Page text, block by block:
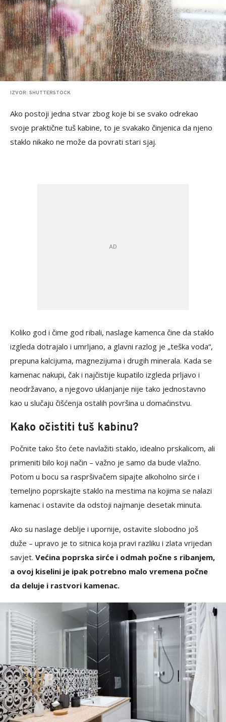
IZVOR: SHUTTERSTOCK
Ako postoji jedna stvar zbog koje bi se svako odrekao
svoje praktične tuš kabine, to je svakako činjenica da njeno
staklo nikako ne može da povrati stari sjaj.
Koliko god i čime god ribali, naslage kamenca čine da staklo
izgleda dotrajalo i umrljano, a glavni razlog je „teška voda“,
prepuna kalcijuma, magnezijuma i drugih minerala. Kada se
kamenac nakupi, čak i najčistije kupatilo izgleda prljavo i
neodržavano, a njegovo uklanjanje nije tako jednostavno
kao u slučaju čišćenja ostalih površina u domaćinstvu.
Kako očistiti tuš kabinu?
Počnite tako što ćete navlažiti staklo, idealno prskalicom, ali
primeniti bilo koji način – važno je samo da bude vlažno.
Potom u bocu sa raspršivačem sipajte alkoholno sirće i
temeljno poprskajte staklo na mestima na kojima se nalazi
kamenac i ostavite da odstoji najmanje desetak minuta.
Ako su naslage deblje i upornije, ostavite slobodno još
duže – upravo je to sitnica koja pravi razliku i zlata vrijedan
savjet. Većina poprska sirće i odmah počne s ribanjem,
a ovoj kiselini je ipak potrebno malo vremena počne
da deluje i rastvori kamenac.